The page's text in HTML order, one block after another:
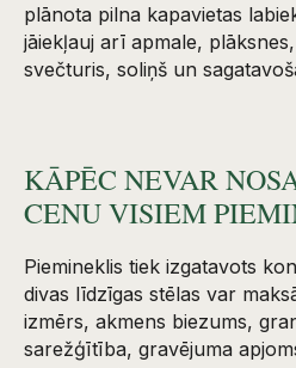
plānota pilna kapavietas
jāiekļauj arī apmale,
svečturis, soliņš un
KĀPĒC NEVAR
CENU VISIEM
Piemineklis tiek izgatavots
divas līdzīgas stēlas var
izmērs, akmens biezums,
sarežģītība, gravējuma